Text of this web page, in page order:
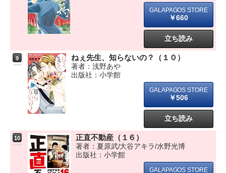
￥660
立ち読み
9 ねぇ先生、知らないの？（１０）
著者：浅野あや
出版社：小学館
￥506
立ち読み
10 正直不動産（１６）
著者：夏原武/大谷アキラ/水野光博
出版社：小学館